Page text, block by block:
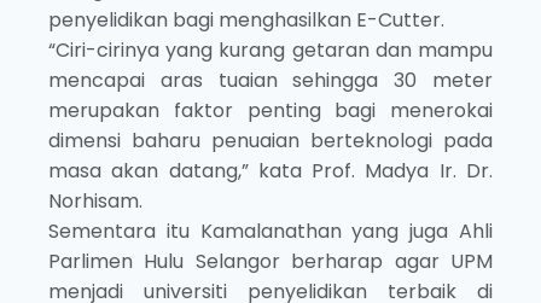
penyelidikan bagi menghasilkan E-Cutter.
“Ciri-cirinya yang kurang getaran dan mampu
mencapai aras tuaian sehingga 30 meter
merupakan faktor penting bagi menerokai
dimensi baharu penuaian berteknologi pada
masa akan datang,” kata Prof. Madya Ir. Dr.
Norhisam.
Sementara itu Kamalanathan yang juga Ahli
Parlimen Hulu Selangor berharap agar UPM
menjadi universiti penyelidikan terbaik di